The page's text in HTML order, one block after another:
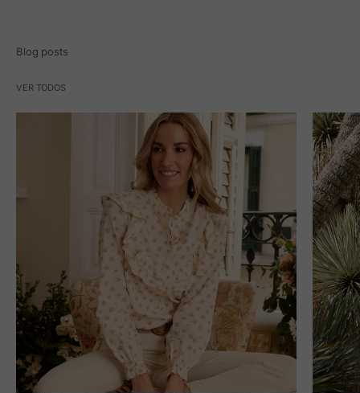
Blog posts
VER TODOS